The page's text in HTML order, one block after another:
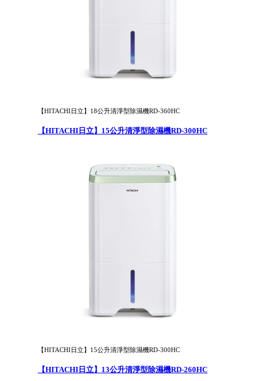
【HITACHI日立】18公升清淨型除濕機RD-360HC
【HITACHI日立】15公升清淨型除濕機RD-300HC
【HITACHI日立】15公升清淨型除濕機RD-300HC
【HITACHI日立】13公升清淨型除濕機RD-260HC